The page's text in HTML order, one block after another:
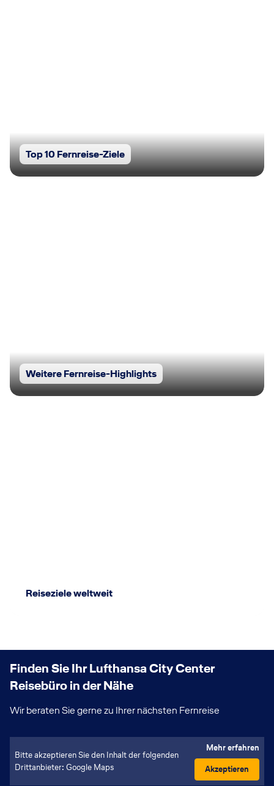
Top 10 Fernreise-Ziele
Weitere Fernreise-Highlights
Reiseziele weltweit
Finden Sie Ihr Lufthansa City Center
Reisebüro in der Nähe
Wir beraten Sie gerne zu Ihrer nächsten Fernreise
Bitte akzeptieren Sie den Inhalt der folgenden
Drittanbieter: Google Maps
Mehr erfahren
Akzeptieren